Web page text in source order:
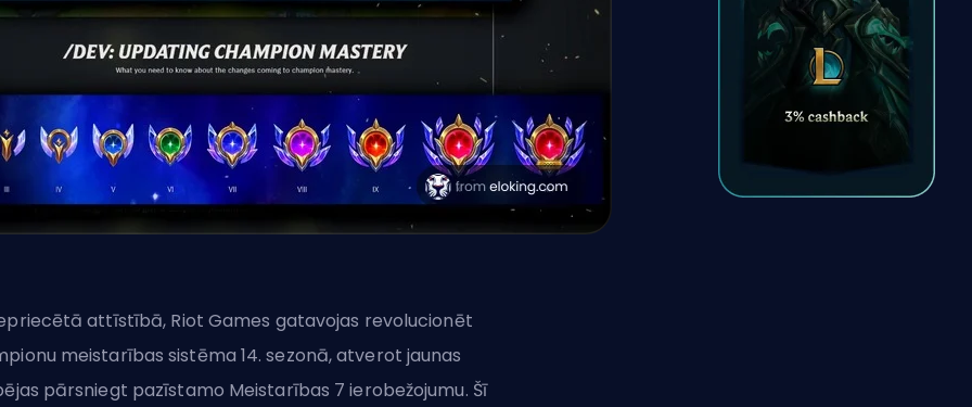
attīstībā, Riot Games gatavojas revolucionēt
meistarības sistēma 14. sezonā, atverot jaunas
pārsniegt pazīstamo Meistarības 7 ierobežojumu. Šī